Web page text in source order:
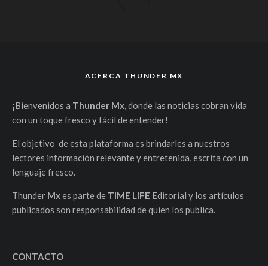
ACERCA THUNDER MX
¡Bienvenidos a Thunder Mx,donde las noticias cobran vida
con un toque fresco y fácil de entender!
El objetivo de esta plataforma es brindarles a nuestros
lectores información relevante y entretenida, escrita con un
lenguaje fresco.
Thunder Mxes parte de TIME LIFE Editorial y los artículos
publicados son responsabilidad de quien los publica.
CONTACTO